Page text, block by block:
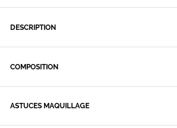
DESCRIPTION
COMPOSITION
ASTUCES MAQUILLAGE